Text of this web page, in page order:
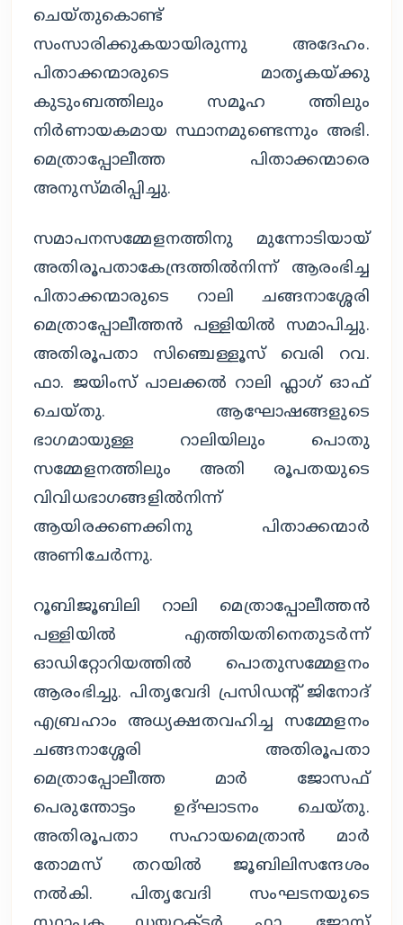
ചെയ്തുകൊണ്ട്
സംസാരിക്കുകയായിരുന്നു അദേഹം.
പിതാക്കന്മാരുടെ മാതൃകയ്ക്കു
കുടുംബത്തിലും സമൂഹ ത്തിലും
നിർണായകമായ സ്ഥാനമുണ്ടെന്നും അഭി.
മെത്രാപ്പോലീത്ത പിതാക്കന്മാരെ
അനുസ്മരിപ്പിച്ചു.
സമാപനസമ്മേളനത്തിനു മുന്നോടിയായ്
അതിരൂപതാകേന്ദ്രത്തിൽനിന്ന് ആരംഭിച്ച
പിതാക്കന്മാരുടെ റാലി ചങ്ങനാശ്ശേരി
മെത്രാപ്പോലീത്തൻ പള്ളിയിൽ സമാപിച്ചു.
അതിരൂപതാ സിഞ്ചെള്ളൂസ് വെരി റവ.
ഫാ. ജയിംസ് പാലക്കൽ റാലി ഫ്ലാഗ് ഓഫ്
ചെയ്തു. ആഘോഷങ്ങളുടെ
ഭാഗമായുള്ള റാലിയിലും പൊതു
സമ്മേളനത്തിലും അതി രൂപതയുടെ
വിവിധഭാഗങ്ങളിൽനിന്ന്
ആയിരക്കണക്കിനു പിതാക്കന്മാർ
അണിചേർന്നു.
റൂബിജൂബിലി റാലി മെത്രാപ്പോലീത്തൻ
പള്ളിയിൽ എത്തിയതിനെതുടർന്ന്
ഓഡിറ്റോറിയത്തിൽ പൊതുസമ്മേളനം
ആരംഭിച്ചു. പിതൃവേദി പ്രസിഡന്റ് ജിനോദ്
എബ്രഹാം അധ്യക്ഷതവഹിച്ച സമ്മേളനം
ചങ്ങനാശ്ശേരി അതിരൂപതാ
മെത്രാപ്പോലീത്ത മാർ ജോസഫ്
പെരുന്തോട്ടം ഉദ്ഘാടനം ചെയ്തു.
അതിരൂപതാ സഹായമെത്രാൻ മാർ
തോമസ് തറയിൽ ജൂബിലിസന്ദേശം
നൽകി. പിതൃവേദി സംഘടനയുടെ